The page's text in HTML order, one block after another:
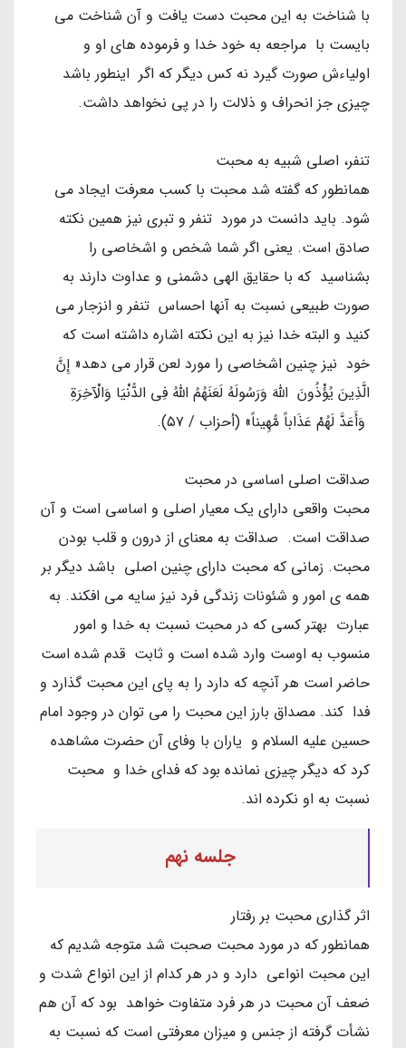
با شناخت به این محبت دست یافت و آن شناخت می
بایست با مراجعه به خود خدا و فرموده های او و
اولیاءش صورت گیرد نه کس دیگر که اگر اینطور باشد
چیزی جز انحراف و ذلالت را در پی نخواهد داشت.
تنفر، اصلی شبیه به محبت
همانطور که گفته شد محبت با کسب معرفت ایجاد می
شود. باید دانست در مورد تنفر و تبری نیز همین نکته
صادق است. یعنی اگر شما شخص و اشخاصی را
بشناسید که با حقایق الهی دشمنی و عداوت دارند به
صورت طبیعی نسبت به آنها احساس تنفر و انزجار می
کنید و البته خدا نیز به این نکته اشاره داشته است که
خود نیز چنین اشخاصی را مورد لعن قرار می دهد« إِنَّ
الَّذِينَ يُؤْذُونَ اللَّهَ وَرَسُولَهُ لَعَنَهُمُ اللَّهُ فِي الدُّنْيَا وَالْآخِرَةِ
وَأَعَدَّ لَهُمْ عَذَاباً مُّهِيناً» (أحزاب / ۵۷).
صداقت اصلی اساسی در محبت
محبت واقعی دارای یک معیار اصلی و اساسی است و آن
صداقت است. صداقت به معنای از درون و قلب بودن
محبت. زمانی که محبت دارای چنین اصلی باشد دیگر بر
همه ی امور و شئونات زندگی فرد نیز سایه می افکند. به
عبارت بهتر کسی که در محبت نسبت به خدا و امور
منسوب به اوست وارد شده است و ثابت قدم شده است
حاضر است هر آنچه که دارد را به پای این محبت گذارد و
فدا کند. مصداق بارز این محبت را می توان در وجود امام
حسین علیه السلام و یاران با وفای آن حضرت مشاهده
کرد که دیگر چیزی نمانده بود که فدای خدا و محبت
نسبت به او نکرده اند.
جلسه نهم
اثر گذاری محبت بر رفتار
همانطور که در مورد محبت صحبت شد متوجه شدیم که
این محبت انواعی دارد و در هر کدام از این انواع شدت و
ضعف آن محبت در هر فرد متفاوت خواهد بود که آن هم
نشأت گرفته از جنس و میزان معرفتی است که نسبت به